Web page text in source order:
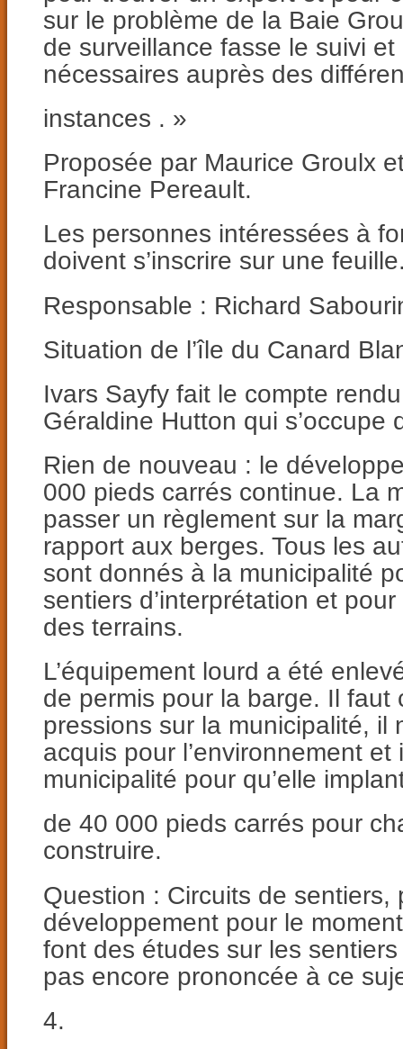
sur le problème de la Baie
de surveillance fasse le suivi
nécessaires auprès des
instances . »
Proposée par Maurice Groulx
Francine Pereault.
Les personnes intéressées à
doivent s’inscrire sur une
Responsable : Richard
Situation de l’île du Canard
Ivars Sayfy fait le compte
Géraldine Hutton qui s’occupe
Rien de nouveau : le
000 pieds carrés continue. La
passer un règlement sur la
rapport aux berges. Tous les
sont donnés à la municipalité
sentiers d’interprétation et
des terrains.
L’équipement lourd a été
de permis pour la barge. Il faut
pressions sur la municipalité, il
acquis pour l’environnement
municipalité pour qu’elle
de 40 000 pieds carrés pour
construire.
Question : Circuits de sentiers,
développement pour le
font des études sur les sentiers
pas encore prononcée à ce
4.